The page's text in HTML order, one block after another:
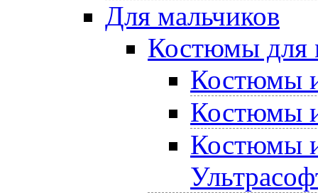
Для мальчиков
Костюмы для
Костюмы
Костюмы
Костюмы